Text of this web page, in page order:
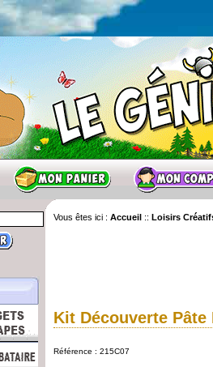
Vous êtes ici : Accueil :: Loisirs
Kit Découverte
Référence : 215C07